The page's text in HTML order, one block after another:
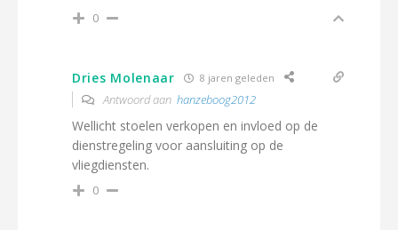
0
Dries Molenaar 8 jaren geleden
Antwoord aan hanzeboog2012
Wellicht stoelen verkopen en invloed op de
dienstregeling voor aansluiting op de
vliegdiensten.
0